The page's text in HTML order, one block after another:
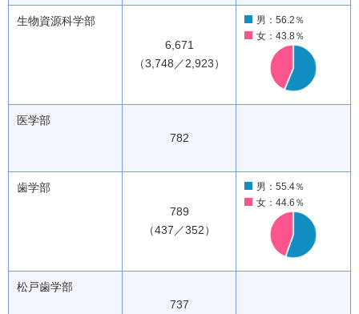
生物資源科学部
6,671
（3,748／2,923）
男：56.2％
女：43.8％
医学部
782
歯学部
789
（437／352）
男：55.4％
女：44.6％
松戸歯学部
737